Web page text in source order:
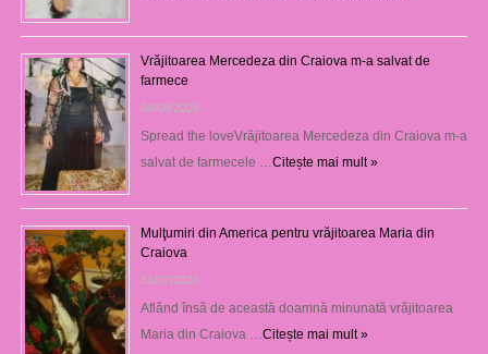
Vrăjitoarea Mercedeza din Craiova m-a salvat de
farmece
06/08/2026
Spread the loveVrăjitoarea Mercedeza din Craiova m-a
salvat de farmecele …Citește mai mult »
Mulţumiri din America pentru vrăjitoarea Maria din
Craiova
31/07/2026
Aflând însă de această doamnă minunată vrăjitoarea
Maria din Craiova …Citește mai mult »